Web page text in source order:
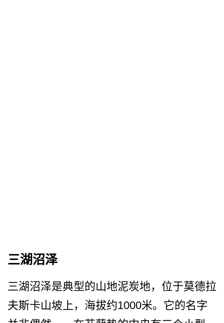
三湖沼泽
三湖沼泽是典型的山地泥炭地­，位于莫德拉
夫斯卡山坡上，海拔约1000米。它的­名字